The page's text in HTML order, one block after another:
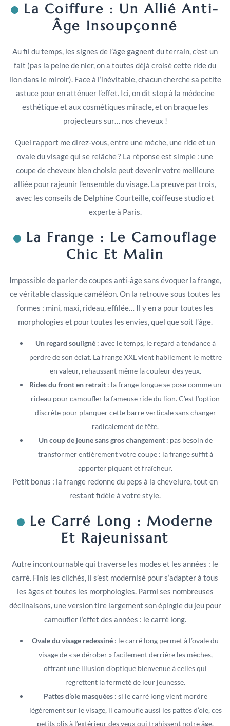
La Coiffure : Un Allié Anti-
Âge Insoupçonné
Au fil du temps, les signes de l’âge gagnent du terrain, c’est un
fait (pas la peine de nier, on a toutes déjà croisé cette ride du
lion dans le miroir). Face à l’inévitable, chacun cherche sa petite
astuce pour en atténuer l’effet. Ici, on dit stop à la médecine
esthétique et aux cosmétiques miracle, et on braque les
projecteurs sur… nos cheveux !
Quel rapport me direz-vous, entre une mèche, une ride et un
ovale du visage qui se relâche ? La réponse est simple : une
coupe de cheveux bien choisie peut devenir votre meilleure
alliée pour rajeunir l’ensemble du visage. La preuve par trois,
avec les conseils de Delphine Courteille, coiffeuse studio et
experte à Paris.
La Frange : Le Camouflage
Chic Et Malin
Impossible de parler de coupes anti-âge sans évoquer la frange,
ce véritable classique caméléon. On la retrouve sous toutes les
formes : mini, maxi, rideau, effilée… Il y en a pour toutes les
morphologies et pour toutes les envies, quel que soit l’âge.
Un regard souligné: avec le temps, le regard a tendance à
perdre de son éclat. La frange XXL vient habilement le mettre
en valeur, rehaussant même la couleur des yeux.
Rides du front en retrait : la frange longue se pose comme un
rideau pour camoufler la fameuse ride du lion. C’est l’option
discrète pour planquer cette barre verticale sans changer
radicalement de tête.
Un coup de jeune sans gros changement: pas besoin de
transformer entièrement votre coupe : la frange suffit à
apporter piquant et fraîcheur.
Petit bonus : la frange redonne du peps à la chevelure, tout en
restant fidèle à votre style.
Le Carré Long : Moderne
Et Rajeunissant
Autre incontournable qui traverse les modes et les années : le
carré. Finis les clichés, il s’est modernisé pour s’adapter à tous
les âges et toutes les morphologies. Parmi ses nombreuses
déclinaisons, une version tire largement son épingle du jeu pour
camoufler l’effet des années : le carré long.
Ovale du visage redessiné : le carré long permet à l’ovale du
visage de « se dérober » facilement derrière les mèches,
offrant une illusion d’optique bienvenue à celles qui
regrettent la fermeté de leur jeunesse.
Pattes d’oie masquées: si le carré long vient mordre
légèrement sur le visage, il camoufle aussi les pattes d’oie, ces
petits plis à l’extérieur des yeux qui trahissent notre âge.